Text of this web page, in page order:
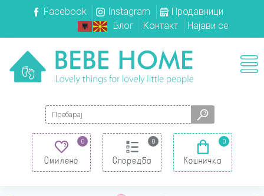
Facebook Instagram
Продавници
Блог
Контакт Најави се
Search for:
0
Омилено
0
Споредба
0
Кошничка